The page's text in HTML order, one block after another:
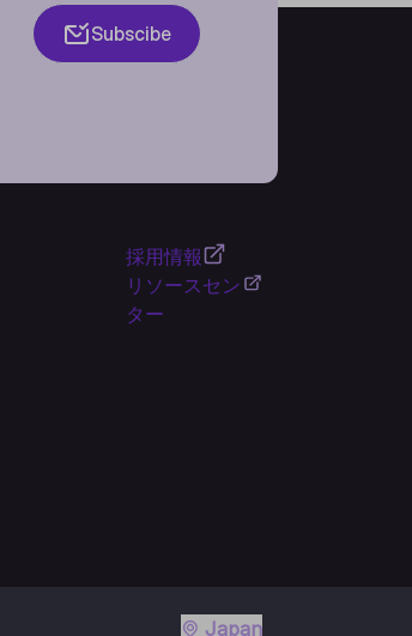
Subscibe
採用情報
リソースセン
ター
Japan